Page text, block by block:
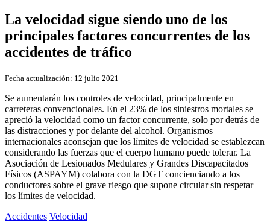
La velocidad sigue siendo uno de los
principales factores concurrentes de los
accidentes de tráfico
Fecha actualización: 12 julio 2021
Se aumentarán los controles de velocidad, principalmente en
carreteras convencionales. En el 23% de los siniestros mortales se
apreció la velocidad como un factor concurrente, solo por detrás de
las distracciones y por delante del alcohol. Organismos
internacionales aconsejan que los límites de velocidad se establezcan
considerando las fuerzas que el cuerpo humano puede tolerar. La
Asociación de Lesionados Medulares y Grandes Discapacitados
Físicos (ASPAYM) colabora con la DGT concienciando a los
conductores sobre el grave riesgo que supone circular sin respetar
los límites de velocidad.
Accidentes Velocidad